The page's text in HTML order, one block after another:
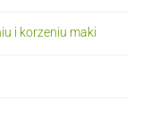
i korzeniu maki